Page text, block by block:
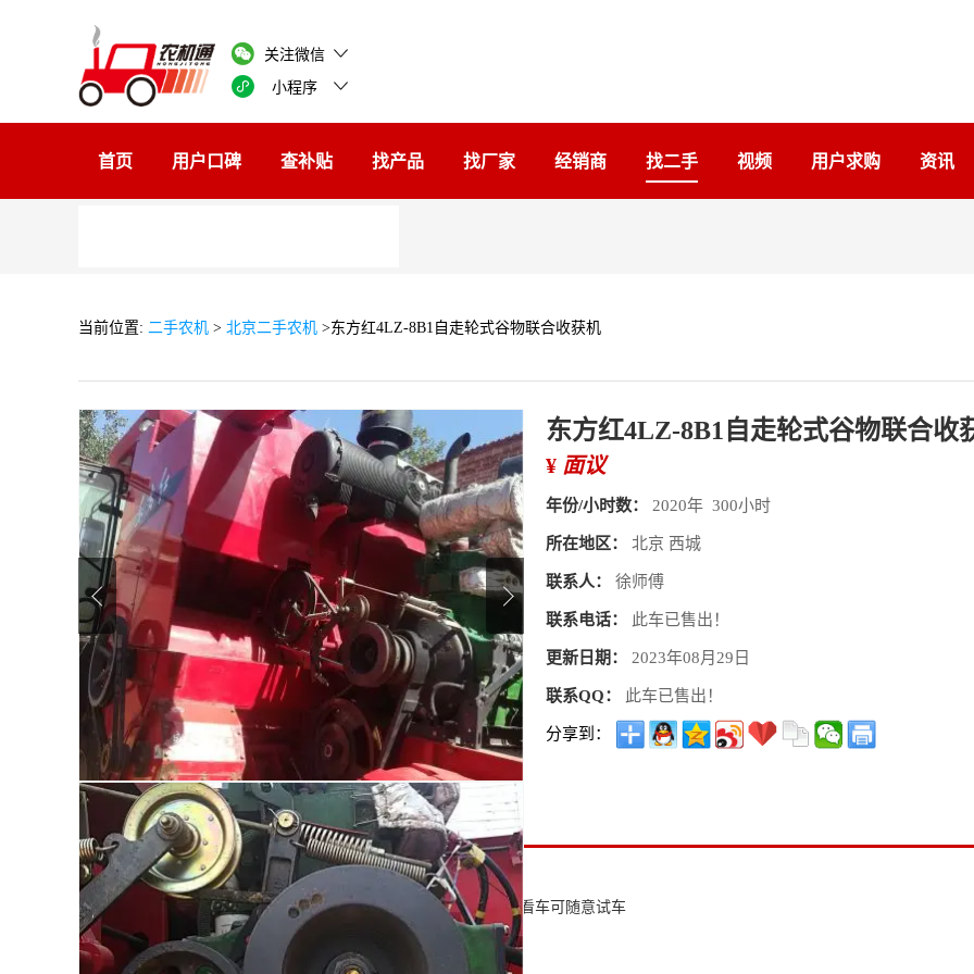
关注微信
小程序
首页 用户口碑 查补贴 找产品 找厂家 经销商 找二手 视频 用户求购 资讯
当前位置: 二手农机 > 北京二手农机 >东方红4LZ-8B1自走轮式谷物联合收获机
东方红4LZ-8B1自走轮式谷物联合收
¥ 面议
年份/小时数： 2020年 300小时
所在地区： 北京 西城
联系人： 徐师傅
联系电话： 此车已售出！
更新日期： 2023年08月29日
联系QQ： 此车已售出！
分享到：
信息详情
车主描述
玉柴机器，配置齐全，诚心出售，价格可议，全车没有任何故障，看车可随意试车
细节照片